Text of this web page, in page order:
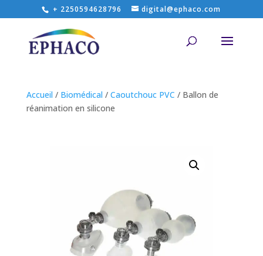
+ 2250594628796 digital@ephaco.com
Accueil / Biomédical / Caoutchouc PVC / Ballon de
réanimation en silicone